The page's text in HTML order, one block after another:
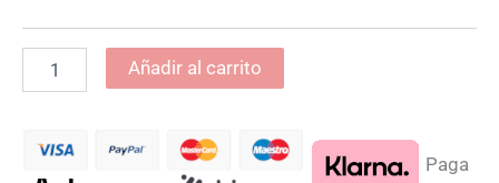
Añadir al carrito
Paga